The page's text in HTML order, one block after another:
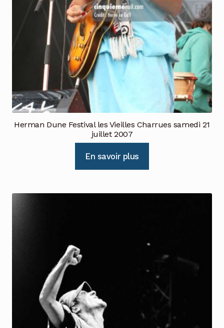
Herman Dune Festival les Vieilles Charrues samedi 21
juillet 2007
En savoir plus